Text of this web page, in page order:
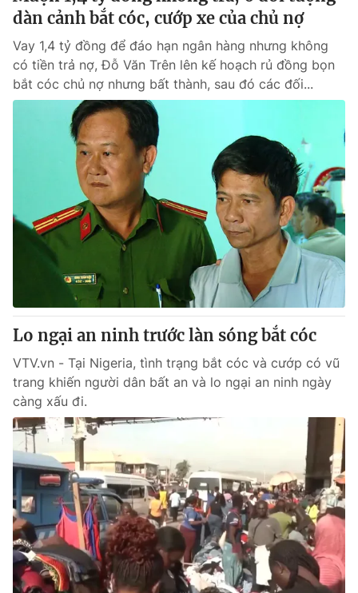
dàn cảnh bắt cóc, cướp xe của chủ nợ
Vay 1,4 tỷ đồng để đáo hạn ngân hàng nhưng không
có tiền trả nợ, Đỗ Văn Trên lên kế hoạch rủ đồng bọn
bắt cóc chủ nợ nhưng bất thành, sau đó các đối...
Lo ngại an ninh trước làn sóng bắt cóc
VTV.vn - Tại Nigeria, tình trạng bắt cóc và cướp có vũ
trang khiến người dân bất an và lo ngại an ninh ngày
càng xấu đi.